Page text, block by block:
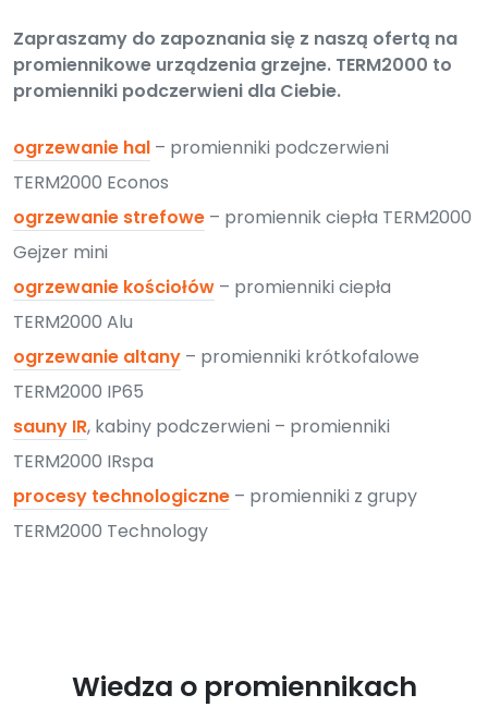
Zapraszamy do zapoznania się z naszą ofertą na
promiennikowe urządzenia grzejne. TERM2000 to
promienniki podczerwieni dla Ciebie.
ogrzewanie hal – promienniki podczerwieni
TERM2000 Econos
ogrzewanie strefowe – promiennik ciepła TERM2000
Gejzer mini
ogrzewanie kościołów – promienniki ciepła
TERM2000 Alu
ogrzewanie altany – promienniki krótkofalowe
TERM2000 IP65
sauny IR, kabiny podczerwieni – promienniki
TERM2000 IRspa
procesy technologiczne – promienniki z grupy
TERM2000 Technology
Wiedza o promiennikach